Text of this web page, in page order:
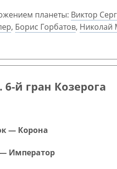
планеты: Виктор
, Борис Горбатов, Николай
6-й гран Козерога
— Корона
Император